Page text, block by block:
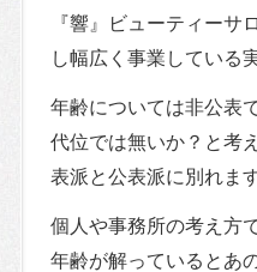
『響』ビューティー
し幅広く事業している
年齢については非公表
代位では無いか？と考
表派と公表派に別れます
個人や事務所の考え方
年齢が解っているとあ